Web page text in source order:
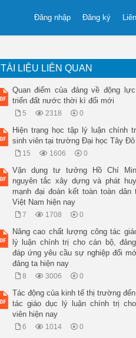
Đăng ký
Đăng nhập
TÀI LIỆU LIÊN QUAN
Quan điểm của đảng về động
triển đất nước thời kì đổi mới
5 2318 0
Hiện trạng học tập lý luận chính
sinh viên tại trường Đại học Tây Đô
15 1606 0
Vận dụng tư tưởng Hồ Chí
nguyên tắc xây dựng và phát
mạnh đại đoàn kết toàn toàn dân
Việt Nam hiện nay
7 1708 0
Nâng cao chất lượng công tác
lý luận chính trị cho cán bộ,
đáp ứng yêu cầu sự nghiệp đổi
đảng ta hiện nay
8 3006 0
Tác động của kinh tế thị trường
tác giáo dục lý luận chính trị
viên hiện nay
6 1014 0